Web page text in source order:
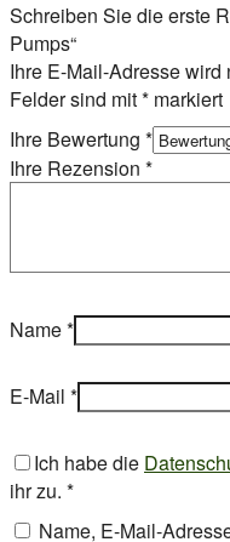
Schreiben Sie die erste
Pumps“
Ihre E-Mail-Adresse wird
Felder sind mit* markiert
Ihre Bewertung *
Ihre Rezension *
Name*
E-Mail *
Ich habe die
ihr zu. *
Name, E-Mail-